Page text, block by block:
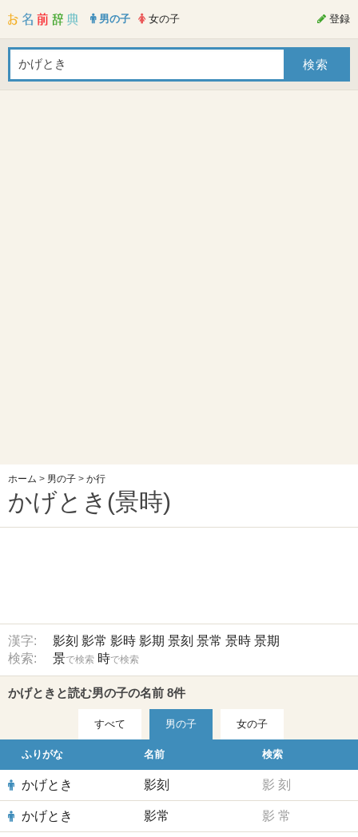
男の子 女の子 登録
ホーム > 男の子 > か行
かげとき(景時)
漢字: 影刻 影常 影時 影期 景刻 景常 景時 景期
検索:
景で検索 時で検索
かげときと読む男の子の名前 8件
すべて 男の子 女の子
ふりがな 名前 検索
かげとき 影刻 影 刻
かげとき 影常 影 常